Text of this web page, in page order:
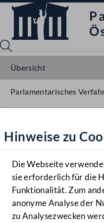
Hilfe
Benutzer
Navigationsmenü
MENÜ
Hinweise zu
Die Webseite
sie erforderlich für die
Funktionalität. Zum
anonyme Analyse der
zu Analysezwecken
Übersicht
Parlamentarisches